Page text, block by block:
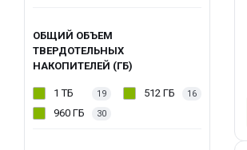
ОБЩИЙ ОБЪЕМ
ТВЕРДОТЕЛЬНЫХ
НАКОПИТЕЛЕЙ (ГБ)
1 ТБ 19 512 ГБ 16
960 ГБ 30